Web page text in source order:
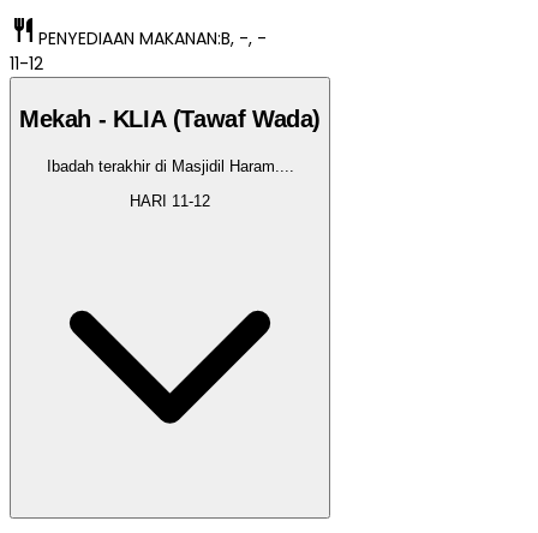
restaurant PENYEDIAAN MAKANAN:B, -, -
11-12
Mekah - KLIA (Tawaf Wada)
Ibadah terakhir di Masjidil Haram....
HARI 11-12